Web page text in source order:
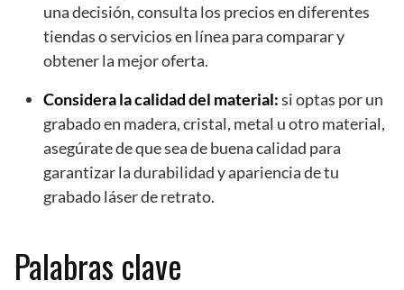
una decisión, consulta los precios en diferentes
tiendas o servicios en línea para comparar y
obtener la mejor oferta.
Considera la calidad del material:si optas por un
grabado en madera, cristal, metal u otro material,
asegúrate de que sea de buena calidad para
garantizar la durabilidad y apariencia de tu
grabado láser de retrato.
Palabras clave